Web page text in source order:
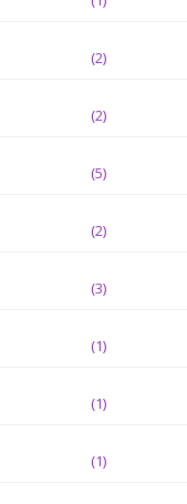
(2)
(2)
(5)
(2)
(3)
(1)
(1)
(1)